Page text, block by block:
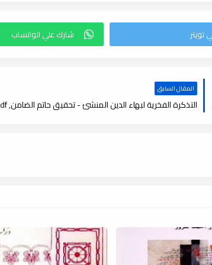
المقال السابق
التذكرة الفخرية لبهاء الدين المنشئ - تحقيق حاتم الضامن, pdf